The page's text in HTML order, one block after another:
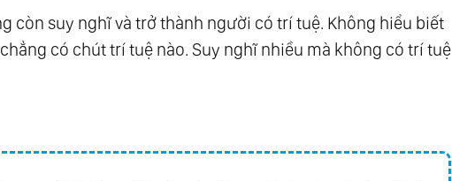
còn suy nghĩ và trở thành người có trí tuệ. Không hiểu biết
có chút trí tuệ nào. Suy nghĩ nhiều mà không có trí tuệ